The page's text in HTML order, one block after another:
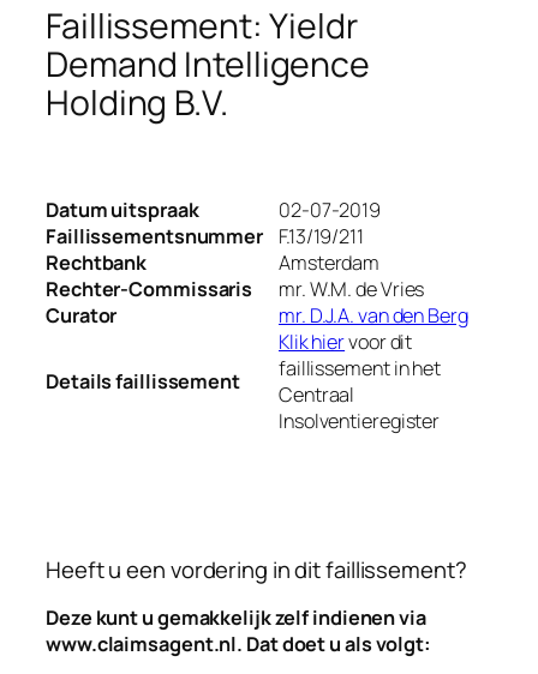
Faillissement: Yieldr
Demand Intelligence
Holding B.V.
Datum uitspraak
02-07-2019
Faillissementsnummer
F.13/19/211
Rechtbank
Amsterdam
Rechter-Commissaris
mr. W.M. de Vries
Curator
mr. D.J.A. van den Berg
Details faillissement
Klik hiervoor dit
faillissement in het
Centraal
Insolventieregister
Heeft u een vordering in dit faillissement?
Deze kunt u gemakkelijk zelf indienen via
www.claimsagent.nl. Dat doet u als volgt: